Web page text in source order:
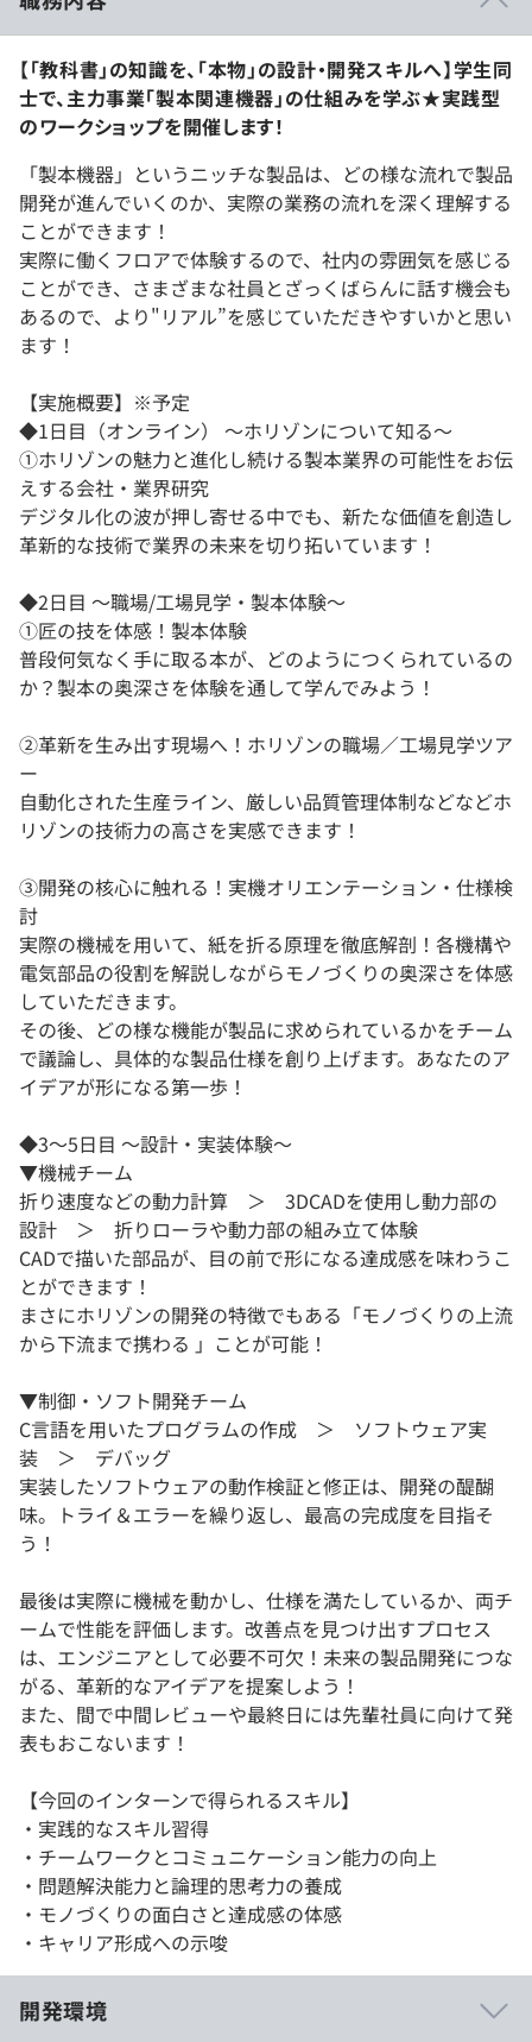
【「教科書」の知識を、「本物」の設計・開発スキルへ】学生同
士で、主力事業「製本関連機器」の仕組みを学ぶ★実践型
のワークショップを開催します！
「製本機器」というニッチな製品は、どの様な流れで製品
開発が進んでいくのか、実際の業務の流れを深く理解する
ことができます！
実際に働くフロアで体験するので、社内の雰囲気を感じる
ことができ、さまざまな社員とざっくばらんに話す機会も
あるので、より"リアル”を感じていただきやすいかと思い
ます！
【実施概要】※予定
◆1日目（オンライン） ～ホリゾンについて知る～
①ホリゾンの魅力と進化し続ける製本業界の可能性をお伝
えする会社・業界研究
デジタル化の波が押し寄せる中でも、新たな価値を創造し
革新的な技術で業界の未来を切り拓いています！
◆2日目 ～職場/工場見学・製本体験～
①匠の技を体感！製本体験
普段何気なく手に取る本が、どのようにつくられているの
か？製本の奥深さを体験を通して学んでみよう！
②革新を生み出す現場へ！ホリゾンの職場／工場見学ツア
ー
自動化された生産ライン、厳しい品質管理体制などなどホ
リゾンの技術力の高さを実感できます！
③開発の核心に触れる！実機オリエンテーション・仕様検
討
実際の機械を用いて、紙を折る原理を徹底解剖！各機構や
電気部品の役割を解説しながらモノづくりの奥深さを体感
していただきます。
その後、どの様な機能が製品に求められているかをチーム
で議論し、具体的な製品仕様を創り上げます。あなたのア
イデアが形になる第一歩！
◆3～5日目 ～設計・実装体験～
▼機械チーム
折り速度などの動力計算 ＞ 3DCADを使用し動力部の
設計 ＞ 折りローラや動力部の組み立て体験
CADで描いた部品が、目の前で形になる達成感を味わうこ
とができます！
まさにホリゾンの開発の特徴でもある「モノづくりの上流
から下流まで携わる 」ことが可能！
▼制御・ソフト開発チーム
C言語を用いたプログラムの作成 ＞ ソフトウェア実
装 ＞ デバッグ
実装したソフトウェアの動作検証と修正は、開発の醍醐
味。トライ＆エラーを繰り返し、最高の完成度を目指そ
う！
最後は実際に機械を動かし、仕様を満たしているか、両チ
ームで性能を評価します。改善点を見つけ出すプロセス
は、エンジニアとして必要不可欠！未来の製品開発につな
がる、革新的なアイデアを提案しよう！
また、間で中間レビューや最終日には先輩社員に向けて発
表もおこないます！
【今回のインターンで得られるスキル】
・実践的なスキル習得
・チームワークとコミュニケーション能力の向上
・問題解決能力と論理的思考力の養成
・モノづくりの面白さと達成感の体感
・キャリア形成への示唆
開発環境